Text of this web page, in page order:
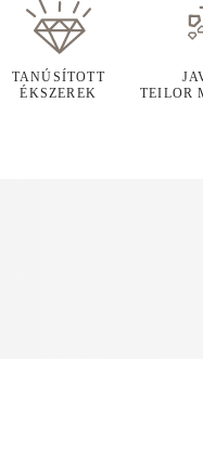
TANÚSÍTOTT
ÉKSZEREK
TEILOR